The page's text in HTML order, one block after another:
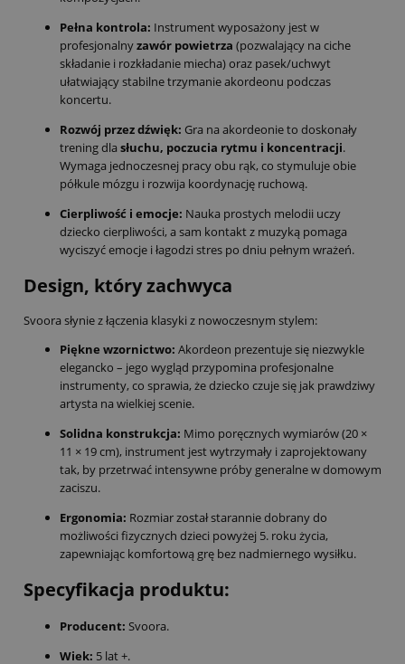
Pełna kontrola: Instrument wyposażony jest w
profesjonalnyzawór powietrza (pozwalający na ciche
składanie i rozkładanie miecha) oraz pasek/uchwyt
ułatwiający stabilne trzymanie akordeonu podczas
koncertu.
Rozwój przez dźwięk: Gra na akordeonie to doskonały
trening dla słuchu, poczucia rytmu i koncentracji.
Wymaga jednoczesnej pracy obu rąk, co stymuluje obie
półkule mózgu i rozwija koordynację ruchową.
Cierpliwość i emocje: Nauka prostych melodii uczy
dziecko cierpliwości, a sam kontakt z muzyką pomaga
wyciszyć emocje i łagodzi stres po dniu pełnym wrażeń.
Design, który zachwyca
Svoora słynie z łączenia klasyki z nowoczesnym stylem:
Piękne wzornictwo: Akordeon prezentuje się niezwykle
elegancko – jego wygląd przypomina profesjonalne
instrumenty, co sprawia, że dziecko czuje się jak prawdziwy
artysta na wielkiej scenie.
Solidna konstrukcja: Mimo poręcznych wymiarów (20 ×
11 × 19 cm), instrument jest wytrzymały i zaprojektowany
tak, by przetrwać intensywne próby generalne w domowym
zaciszu.
Ergonomia: Rozmiar został starannie dobrany do
możliwości fizycznych dzieci powyżej 5. roku życia,
zapewniając komfortową grę bez nadmiernego wysiłku.
Specyfikacja produktu:
Producent: Svoora.
Wiek: 5 lat +.